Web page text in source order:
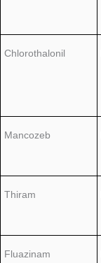
Chlorothalonil
Mancozeb
Thiram
Fluazinam